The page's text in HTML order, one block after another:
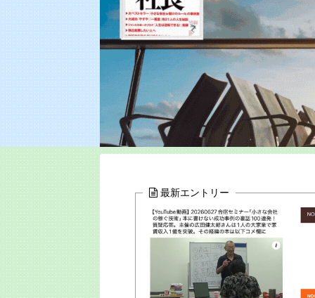
最新エントリー